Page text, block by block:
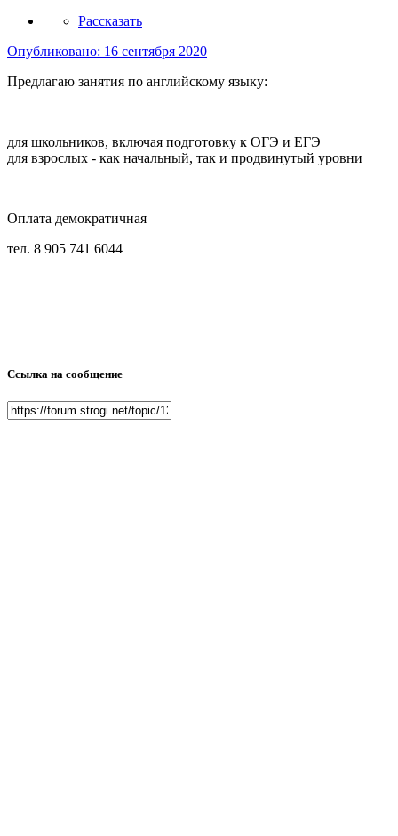
Рассказать
Опубликовано: 16 сентября 2020
Предлагаю занятия по английскому языку:
для школьников, включая подготовку к ОГЭ и ЕГЭ
для взрослых - как начальный, так и продвинутый уровни
Оплата демократичная
тел. 8 905 741 6044
Ссылка на сообщение